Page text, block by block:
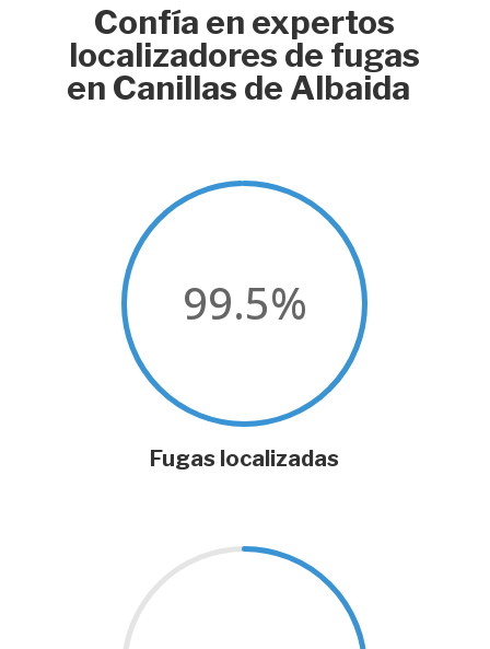
Confía en expertos
localizadores de fugas
en Canillas de Albaida
99.5%
Fugas localizadas